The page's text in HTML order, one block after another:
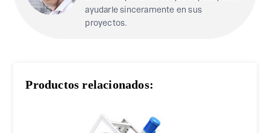
ayudarle sinceramente en sus
proyectos.
Productos relacionados: